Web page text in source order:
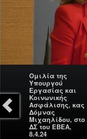
Ομιλία της
Υπουργού
Εργασίας και
Κοινωνικής
Ασφάλισης, κας
Δόμνας
Μιχαηλίδου, στο
ΔΣ του ΕΒΕΑ,
8.4.24